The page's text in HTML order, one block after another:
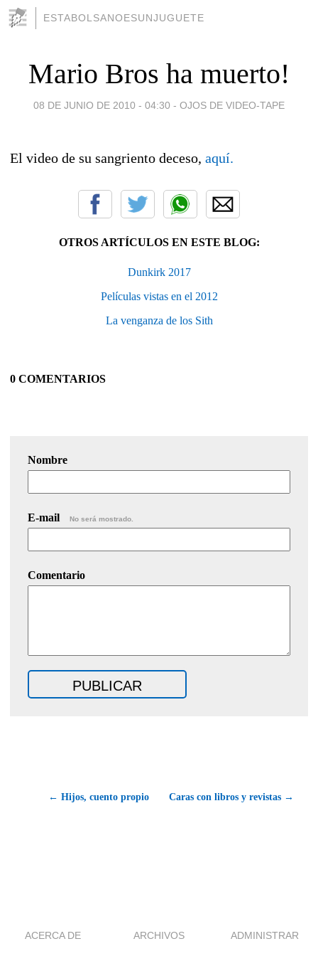
ESTABOLSANOESUNJUGUETE
Mario Bros ha muerto!
08 DE JUNIO DE 2010 - 04:30 - OJOS DE VIDEO-TAPE
El video de su sangriento deceso, aquí.
OTROS ARTÍCULOS EN ESTE BLOG:
Dunkirk 2017
Películas vistas en el 2012
La venganza de los Sith
0 COMENTARIOS
Nombre
E-mail No será mostrado.
Comentario
← Hijos, cuento propio Caras con libros y revistas →
ACERCA DE ARCHIVOS ADMINISTRAR